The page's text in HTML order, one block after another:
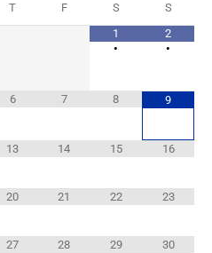
T F S
S
1
•
2
•
6 7 8 9
13 14 15 16
20 21 22 23
27 28 29 30